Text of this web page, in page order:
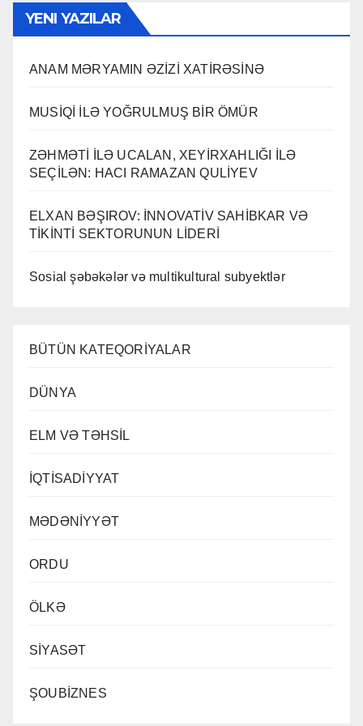
YENI YAZILAR
ANAM MƏRYAMIN ƏZİZİ XATİRƏSİNƏ
MUSİQİ İLƏ YOĞRULMUŞ BİR ÖMÜR
ZƏHMƏTİ İLƏ UCALAN, XEYİRXAHLIĞI İLƏ
SEÇİLƏN: HACI RAMAZAN QULİYEV
ELXAN BƏŞIROV: İNNOVATİV SAHİBKAR VƏ
TİKİNTİ SEKTORUNUN LİDERİ
Sosial şəbəkələr və multikultural subyektlər
BÜTÜN KATEQORİYALAR
DÜNYA
ELM VƏ TƏHSİL
İQTİSADİYYAT
MƏDƏNİYYƏT
ORDU
ÖLKƏ
SİYASƏT
ŞOUBİZNES